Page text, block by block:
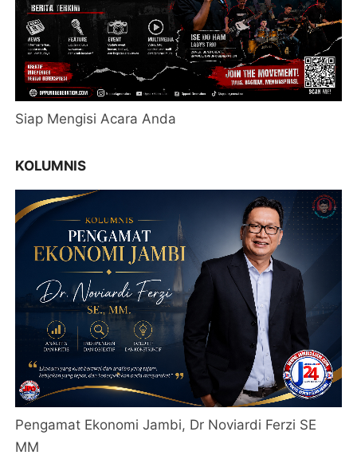
Siap Mengisi Acara Anda
KOLUMNIS
Pengamat Ekonomi Jambi, Dr Noviardi Ferzi SE
MM